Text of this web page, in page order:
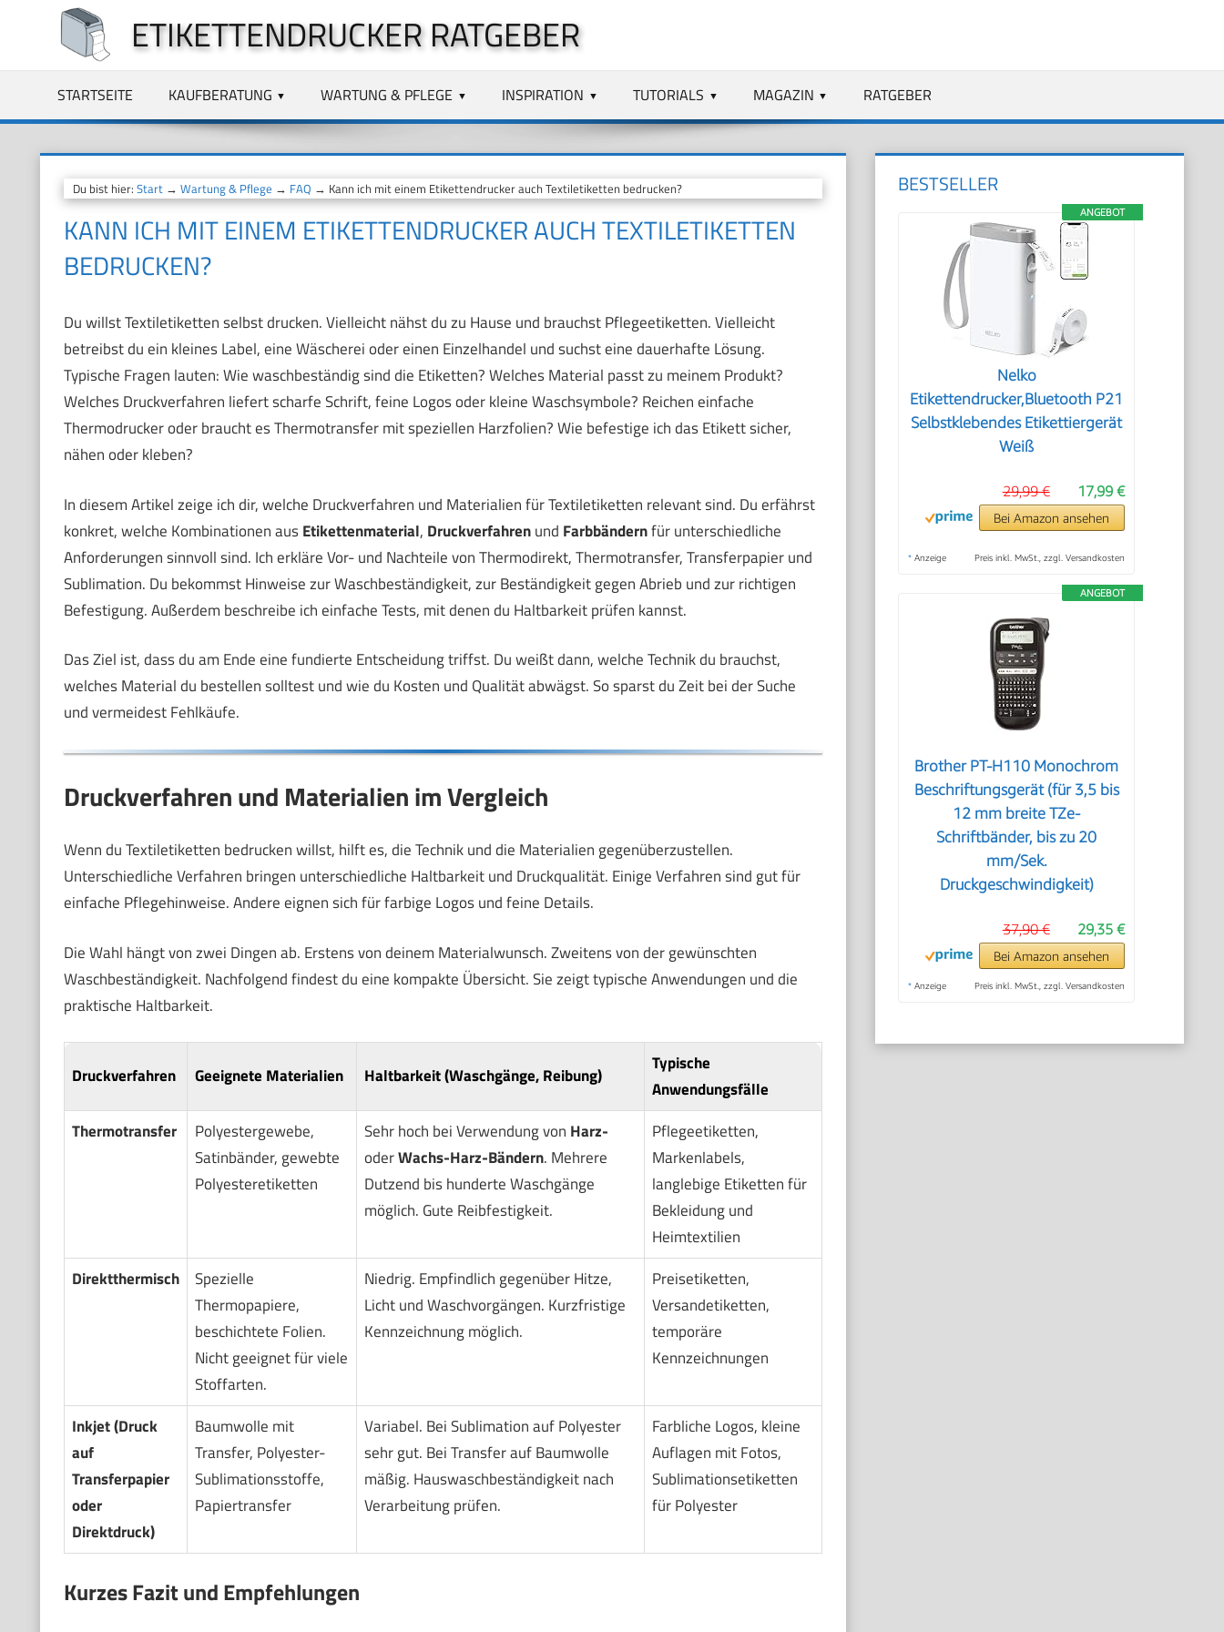
springen
ETIKETTENDRUCKER RATGEBER
STARTSEITE KAUFBERATUNG WARTUNG & PFLEGE INSPIRATION TUTORIALS MAGAZIN RATGEBER
Du bist hier: Start→ Wartung & Pflege → FAQ → Kann ich mit einem Etikettendrucker auch Textiletiketten bedrucken?
KANN ICH MIT EINEM ETIKETTENDRUCKER AUCH TEXTILETIKETTEN
BEDRUCKEN?
Du willst Textiletiketten selbst drucken. Vielleicht nähst du zu Hause und brauchst Pflegeetiketten. Vielleicht
betreibst du ein kleines Label, eine Wäscherei oder einen Einzelhandel und suchst eine dauerhafte Lösung.
Typische Fragen lauten: Wie waschbeständig sind die Etiketten? Welches Material passt zu meinem Produkt?
Welches Druckverfahren liefert scharfe Schrift, feine Logos oder kleine Waschsymbole? Reichen einfache
Thermodrucker oder braucht es Thermotransfer mit speziellen Harzfolien? Wie befestige ich das Etikett sicher,
nähen oder kleben?
In diesem Artikel zeige ich dir, welche Druckverfahren und Materialien für Textiletiketten relevant sind. Du erfährst
konkret, welche Kombinationen ausEtikettenmaterial, Druckverfahrenund Farbbändernfür unterschiedliche
Anforderungen sinnvoll sind. Ich erkläre Vor- und Nachteile von Thermodirekt, Thermotransfer, Transferpapier und
Sublimation. Du bekommst Hinweise zur Waschbeständigkeit, zur Beständigkeit gegen Abrieb und zur richtigen
Befestigung. Außerdem beschreibe ich einfache Tests, mit denen du Haltbarkeit prüfen kannst.
Das Ziel ist, dass du am Ende eine fundierte Entscheidung triffst. Du weißt dann, welche Technik du brauchst,
welches Material du bestellen solltest und wie du Kosten und Qualität abwägst. So sparst du Zeit bei der Suche
und vermeidest Fehlkäufe.
Druckverfahren und Materialien im Vergleich
Wenn du Textiletiketten bedrucken willst, hilft es, die Technik und die Materialien gegenüberzustellen.
Unterschiedliche Verfahren bringen unterschiedliche Haltbarkeit und Druckqualität. Einige Verfahren sind gut für
einfache Pflegehinweise. Andere eignen sich für farbige Logos und feine Details.
Die Wahl hängt von zwei Dingen ab. Erstens von deinem Materialwunsch. Zweitens von der gewünschten
Waschbeständigkeit. Nachfolgend findest du eine kompakte Übersicht. Sie zeigt typische Anwendungen und die
praktische Haltbarkeit.
Druckverfahren Geeignete Materialien Haltbarkeit (Waschgänge, Reibung)
Typische
Anwendungsfälle
Thermotransfer
Polyestergewebe,
Satinbänder, gewebte
Polyesteretiketten
Sehr hoch bei Verwendung von Harz-
oderWachs-Harz-Bändern. Mehrere
Dutzend bis hunderte Waschgänge
möglich. Gute Reibfestigkeit.
Pflegeetiketten,
Markenlabels,
langlebige Etiketten für
Bekleidung und
Heimtextilien
Direktthermisch
Spezielle
Thermopapiere,
beschichtete Folien.
Nicht geeignet für viele
Stoffarten.
Niedrig. Empfindlich gegenüber Hitze,
Licht und Waschvorgängen. Kurzfristige
Kennzeichnung möglich.
Preisetiketten,
Versandetiketten,
temporäre
Kennzeichnungen
Inkjet (Druck
auf
Transferpapier
oder
Direktdruck)
Baumwolle mit
Transfer, Polyester-
Sublimationsstoffe,
Papiertransfer
Variabel. Bei Sublimation auf Polyester
sehr gut. Bei Transfer auf Baumwolle
mäßig. Hauswaschbeständigkeit nach
Verarbeitung prüfen.
Farbliche Logos, kleine
Auflagen mit Fotos,
Sublimationsetiketten
für Polyester
Kurzes Fazit und Empfehlungen
BESTSELLER
ANGEBOT
Nelko
Etikettendrucker,Bluetooth P21
Selbstklebendes Etikettiergerät
Weiß
17,99 €
29,99 €
Bei Amazon ansehen
* Anzeige Preis inkl. MwSt., zzgl. Versandkosten
ANGEBOT
Brother PT-H110 Monochrom
Beschriftungsgerät (für 3,5 bis
12 mm breite TZe-
Schriftbänder, bis zu 20
mm/Sek.
Druckgeschwindigkeit)
29,35 €
37,90 €
Bei Amazon ansehen
* Anzeige Preis inkl. MwSt., zzgl. Versandkosten